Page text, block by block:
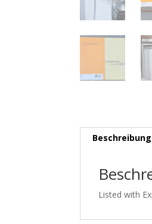
Beschreibung
Listed with